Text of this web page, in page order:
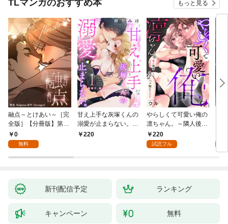
TLマンガのおすすめ本 もっと見る
融点～とけあい～［完
全版］【分冊版】第1
話0
無料
甘え上手な灰塚くんの
溺愛が止まらない。純
情で、健気で…絶倫！
220
やらしくて可愛い俺の
凛ちゃん。～隣人後輩
くんのイキすぎた執着
にハメ堕とされる～(1)
220
試読フル
ま
～
新刊配信予定 ランキング
キャンペーン 無料